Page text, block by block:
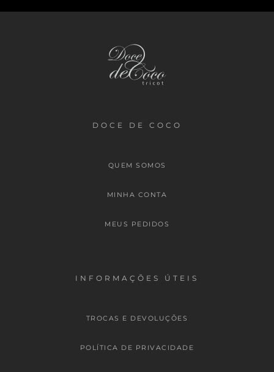
DOCE DE COCO
QUEM SOMOS
MINHA CONTA
MEUS PEDIDOS
INFORMAÇÕES ÚTEIS
TROCAS E DEVOLUÇÕES
POLÍTICA DE PRIVACIDADE